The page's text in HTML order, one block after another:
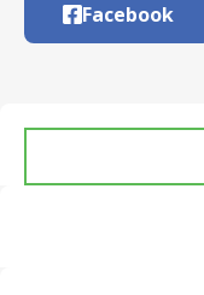
Facebook